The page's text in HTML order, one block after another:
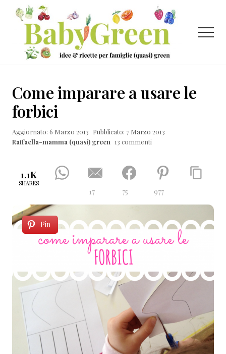
Menu
Passa
contenuto
principale
Passa
laterale
primaria
Passa
ricette
per
famiglie
Menu
Come imparare a usare le
forbici
Aggiornato: 6 Marzo 2013 Pubblicato: 7 Marzo 2013
Raffaella-mamma (quasi) green 13 commenti
1.1K
SHARES
17 75 977
Pin